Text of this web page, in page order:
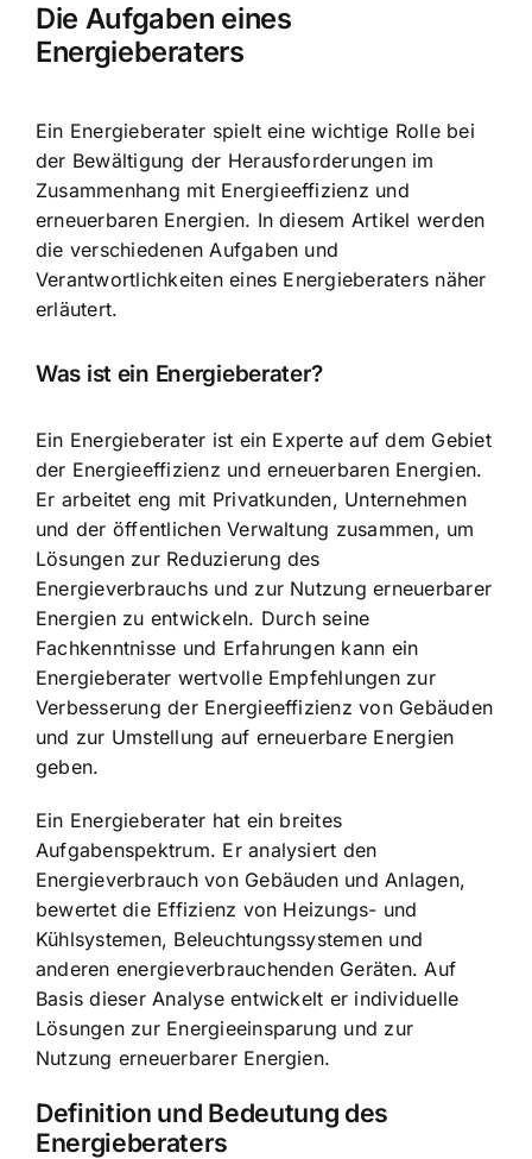
Die Aufgaben eines
Energieberaters
Ein Energieberater spielt eine wichtige Rollebei
der Bewältigung der Herausforderungen im
Zusammenhang mit Energieeffizienz und
erneuerbaren Energien. In diesem Artikel werden
die verschiedenen Aufgaben und
Verantwortlichkeiten eines Energieberaters näher
erläutert.
Was ist ein Energieberater?
Ein Energieberater ist ein Experte auf dem Gebiet
der Energieeffizienz und erneuerbaren Energien.
Er arbeitet eng mit Privatkunden, Unternehmen
und der öffentlichen Verwaltung zusammen, um
Lösungen zur Reduzierung des
Energieverbrauchs und zur Nutzung erneuerbarer
Energien zu entwickeln. Durch seine
Fachkenntnisse und Erfahrungen kann ein
Energieberater wertvolle Empfehlungen zur
Verbesserung der Energieeffizienz von Gebäuden
und zur Umstellung auf erneuerbare Energien
geben.
Ein Energieberater hat ein breites
Aufgabenspektrum. Er analysiert den
Energieverbrauch von Gebäuden und Anlagen,
bewertet die Effizienz von Heizungs- und
Kühlsystemen, Beleuchtungssystemen und
anderen energieverbrauchenden Geräten. Auf
Basis dieser Analyse entwickelt er individuelle
Lösungen zur Energieeinsparung und zur
Nutzung erneuerbarer Energien.
Definition und Bedeutung des
Energieberaters